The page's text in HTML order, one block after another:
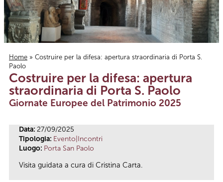
Tu sei qui
Home » Costruire per la difesa: apertura straordinaria di Porta S.
Paolo
Costruire per la difesa: apertura
straordinaria di Porta S. Paolo
Giornate Europee del Patrimonio 2025
Data: 27/09/2025
Tipologia: Evento|Incontri
Luogo: Porta San Paolo
Visita guidata a cura di Cristina Carta.